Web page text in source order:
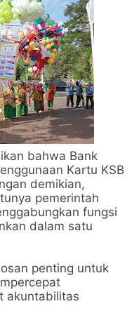
bahwa Bank
Kartu KSB
demikian,
pemerintah
fungsi
dalam satu
penting untuk
akuntabilitas